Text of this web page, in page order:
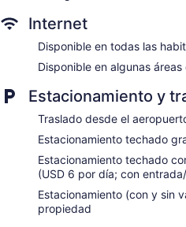
de seguridad y pantuflas. Las
ofrece televisión con canales
equipados con tina con
baño gratuitas y secadora de
Este hotel en Tamuning ofrece
comodidades especialmente
viaje de negocios se incluyen
teléfono. Es posible solicitar
sábanas. Se proporciona
Los huéspedes pueden
servicio completo de este hotel,
servicios como masajes de
piedras calientes, tratamientos
Internet
Disponible en todas las
Disponible en algunas
Estacionamiento y
Traslado desde el
Estacionamiento techado
Estacionamiento techado
(USD 6 por día; con
Estacionamiento (con y sin
propiedad